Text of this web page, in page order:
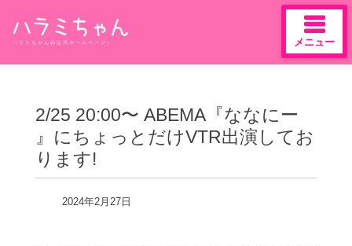
content
ハラミちゃんの公式ホームページ♪ メニュー
2/25 20:00〜 ABEMA『ななにー
』にちょっとだけVTR出演してお
ります!
2024年2月27日